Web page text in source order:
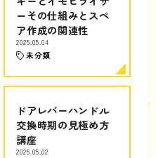
ーその仕組みとスペ
ア作成の関連性
2025.05.04
未分類
ドアレバーハンドル
交換時期の見極め方
講座
2025.05.02